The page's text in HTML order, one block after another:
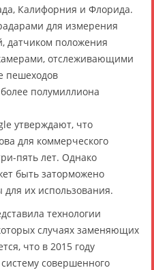
Калифорния и Флорида.
для измерения
датчиком положения
отслеживающими
пешеходов
полумиллиона
утверждают, что
для коммерческого
пять лет. Однако
быть заторможено
для их использования.
технологии
случаях заменяющих
что в 2015 году
систему совершенного